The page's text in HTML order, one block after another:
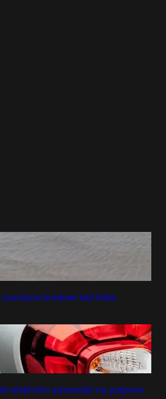
brodove kod Iloka
električni automobil na potpuno